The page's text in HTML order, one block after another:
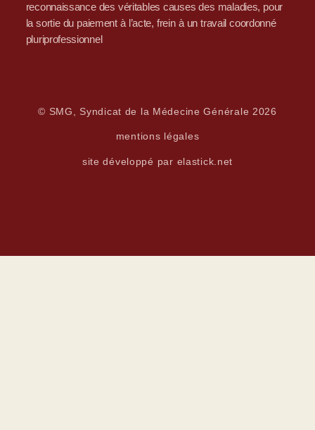
reconnaissance des véritables causes des maladies, pour
la sortie du paiement à l’acte, frein à un travail coordonné
pluriprofessionnel
© SMG, Syndicat de la Médecine Générale 2026
mentions légales
site développé par elastick.net